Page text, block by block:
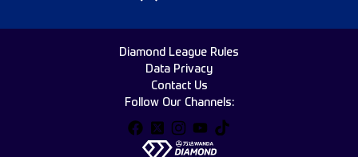
Follow Our Channels:
Diamond League Rules
Data Privacy
Contact Us